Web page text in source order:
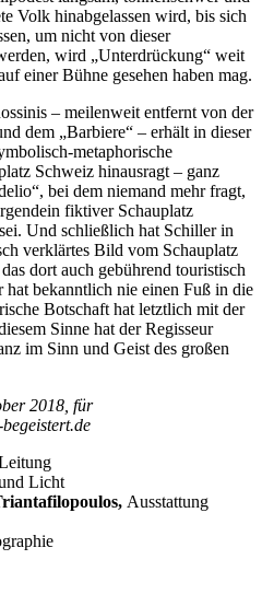
Volk hinabgelassen wird, bis sich
um nicht von dieser
wird „Unterdrückung“ weit
einer Bühne gesehen haben mag.
– meilenweit entfernt von der
dem „Barbiere“ – erhält in dieser
metaphorische
Schweiz hinausragt – ganz
bei dem niemand mehr fragt,
fiktiver Schauplatz
Und schließlich hat Schiller in
verklärtes Bild vom Schauplatz
dort auch gebührend touristisch
bekanntlich nie einen Fuß in die
Botschaft hat letztlich mit der
Sinne hat der Regisseur
im Sinn und Geist des großen
2018, für
Licht
Ausstattung